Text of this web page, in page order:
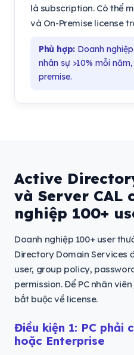
là subscription. Có thể
và On-Premise license
Phù hợp:Doanh
nhân sự >10% mỗi
premise.
Active
và Server CAL
nghiệp 100+
Doanh nghiệp 100+ user
Directory Domain Services
user, group policy,
permission. Để PC nhân
bắt buộc về license.
Điều kiện 1: PC phải
hoặc Enterprise